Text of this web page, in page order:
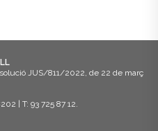
JUS/811/2022, de 22 de març
| T: 93 725 87 12.